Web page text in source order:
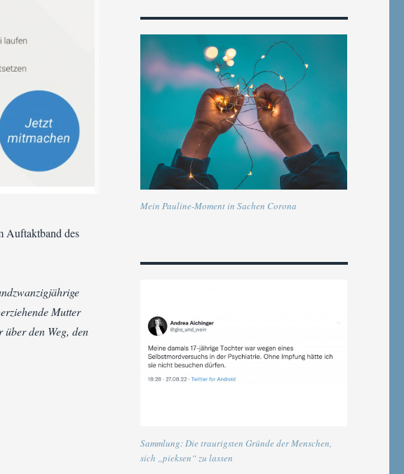
Auftaktband des
Mutter
den Weg, den
Mein Pauline-Moment in Sachen Corona
Sammlung: Die traurigsten Gründe der Menschen,
sich „pieksen“ zu lassen